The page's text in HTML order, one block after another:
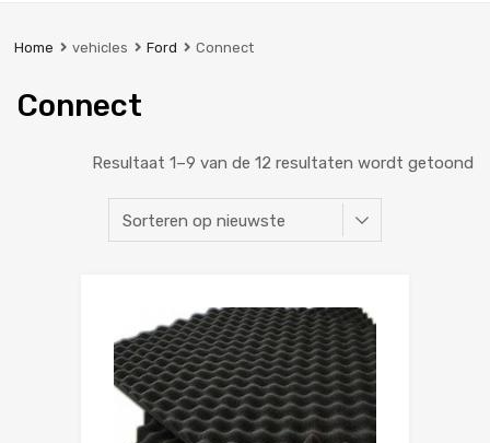
Home vehicles Ford Connect
Connect
Resultaat 1–9 van de 12 resultaten wordt getoond